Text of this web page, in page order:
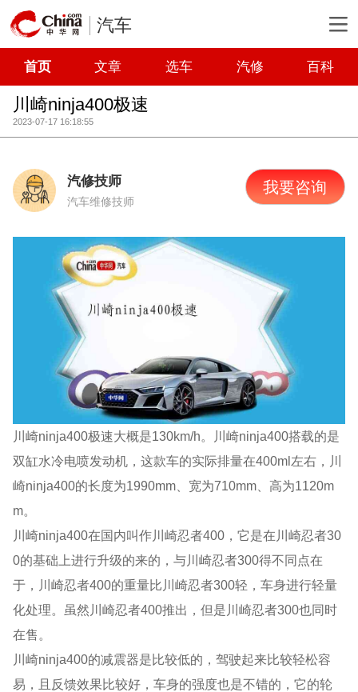
汽车
首页 文章 选车 汽修 百科
川崎ninja400极速
2023-07-17 16:18:55
汽修技师
汽车维修技师
我要咨询
川崎ninja400极速大概是130km/h。川崎ninja400搭载的是
双缸水冷电喷发动机，这款车的实际排量在400ml左右，川
崎ninja400的长度为1990mm、宽为710mm、高为1120m
m。
川崎ninja400在国内叫作川崎忍者400，它是在川崎忍者30
0的基础上进行升级的来的，与川崎忍者300得不同点在
于，川崎忍者400的重量比川崎忍者300轻，车身进行轻量
化处理。虽然川崎忍者400推出，但是川崎忍者300也同时
在售。
川崎ninja400的减震器是比较低的，驾驶起来比较轻松容
易，且反馈效果比较好，车身的强度也是不错的，它的轮